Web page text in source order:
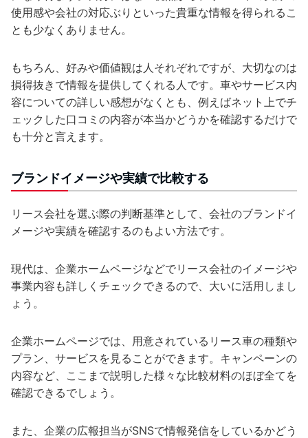
使用感や会社の対応ぶりといった貴重な情報を得られるこ
とも少なくありません。
もちろん、好みや価値観は人それぞれですが、大切なのは
損得抜きで情報を提供してくれる人です。車やサービス内
容についての詳しい感想がなくとも、例えばネット上でチ
ェックした口コミの内容が本当かどうかを確認するだけで
も十分と言えます。
ブランドイメージや実績で比較する
リース会社を選ぶ際の判断基準として、会社のブランドイ
メージや実績を確認するのもよい方法です。
現代は、企業ホームページなどでリース会社のイメージや
事業内容も詳しくチェックできるので、大いに活用しまし
ょう。
企業ホームページでは、用意されているリース車の種類や
プラン、サービスを見ることができます。キャンペーンの
内容など、ここまで説明した様々な比較材料のほぼ全てを
確認できるでしょう。
また、企業の広報担当がSNSで情報発信をしているかどう